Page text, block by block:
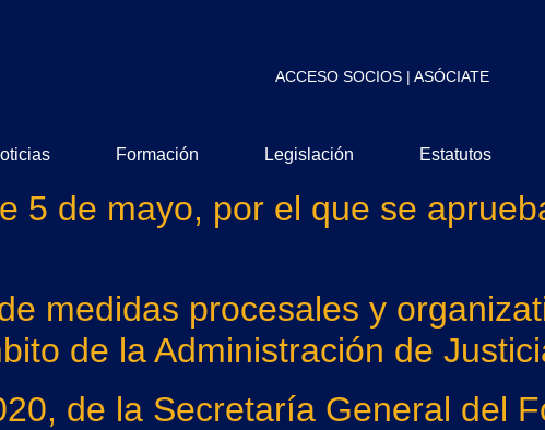
ACCESO SOCIOS| ASÓCIATE
Formación Legislación Estatutos
5 de mayo, por el que se
medidas procesales y
de la Administración de
de la Secretaría General del